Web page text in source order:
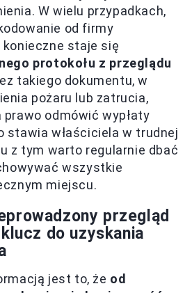
W wielu przypadkach,
od firmy
staje się
protokołu z przeglądu
takiego dokumentu, w
pożaru lub zatrucia,
odmówić wypłaty
stawia właściciela w trudnej
z tym warto regularnie dbać
wszystkie
miejscu.
przegląd
do uzyskania
jest to, że od